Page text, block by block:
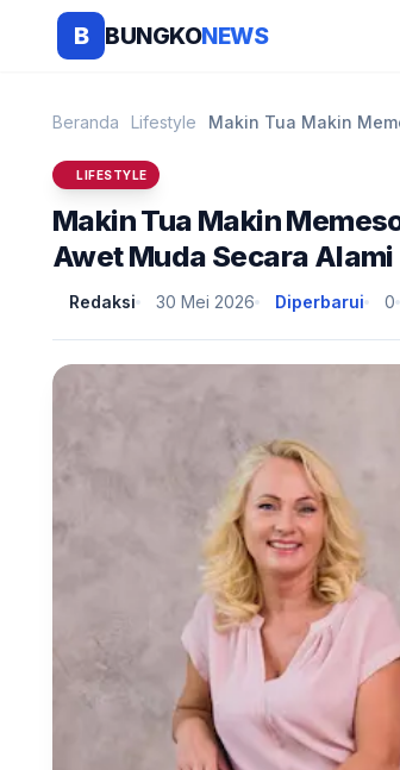
B BUNGKONEWS
Beranda Lifestyle
LIFESTYLE
Makin Tua Makin
Awet Muda Secara Alami
Redaksi 30 Mei 2026 Diperbarui 0